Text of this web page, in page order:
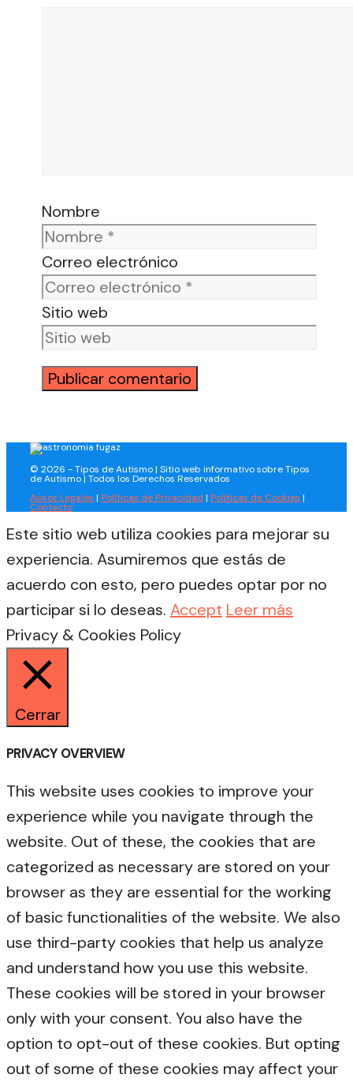
Nombre
Correo electrónico
Sitio web
© 2026 - Tipos de Autismo | Sitio web informativo sobre Tipos
de Autismo | Todos los Derechos Reservados
Avisos Legales | Políticas de Privacidad | Políticas de Cookies |
Contacto
Este sitio web utiliza cookies para mejorar su
experiencia. Asumiremos que estás de
acuerdo con esto, pero puedes optar por no
participar si lo deseas. Accept Leer más
Privacy & Cookies Policy
Cerrar
PRIVACY OVERVIEW
This website uses cookies to improve your
experience while you navigate through the
website. Out of these, the cookies that are
categorized as necessary are stored on your
browser as they are essential for the working
of basic functionalities of the website. We also
use third-party cookies that help us analyze
and understand how you use this website.
These cookies will be stored in your browser
only with your consent. You also have the
option to opt-out of these cookies. But opting
out of some of these cookies may affect your